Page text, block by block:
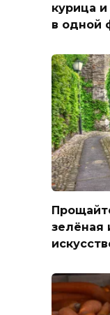
курица
в одной
зелёная